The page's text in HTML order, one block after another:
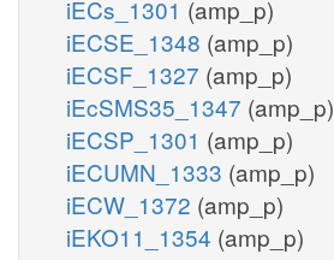
iECs_1301 (amp_p)
iECSE_1348 (amp_p)
iECSF_1327 (amp_p)
iEcSMS35_1347 (amp_p)
iECSP_1301 (amp_p)
iECUMN_1333 (amp_p)
iECW_1372 (amp_p)
iEKO11_1354 (amp_p)